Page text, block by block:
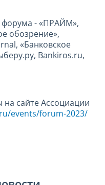
- «ПРАЙМ»,
обозрение»,
«Банковское
Bankiros.ru,
сайте Ассоциации
events/forum-2023/